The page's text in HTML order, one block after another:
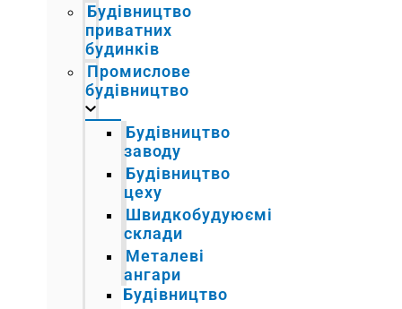
Будівництво
приватних
будинків
Промислове
будівництво
Будівництво
заводу
Будівництво
цеху
Швидкобудуюємі
склади
Металеві
ангари
Будівництво